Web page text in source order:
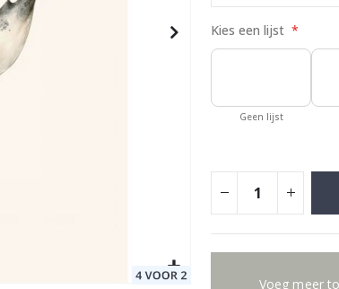
Kies een lijst
Geen lijst
Voeg meer